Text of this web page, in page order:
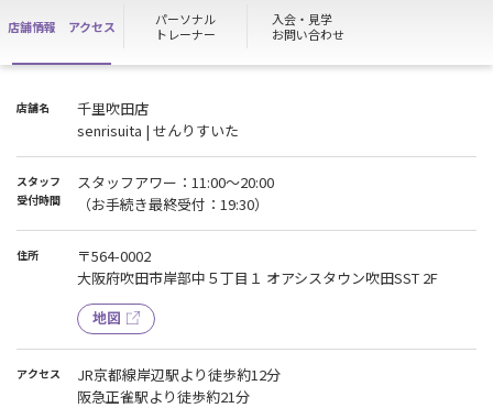
店舗情報 アクセス
パーソナル
トレーナー
入会・見学
お問い合わせ
店舗名
千里吹田店
senrisuita | せんりすいた
スタッフ
受付時間
スタッフアワー：11:00〜20:00
（お手続き最終受付：19:30）
住所
〒564-0002
大阪府吹田市岸部中５丁目１ オアシスタウン吹田SST 2F
地図
アクセス
JR京都線岸辺駅より徒歩約12分
阪急正雀駅より徒歩約21分